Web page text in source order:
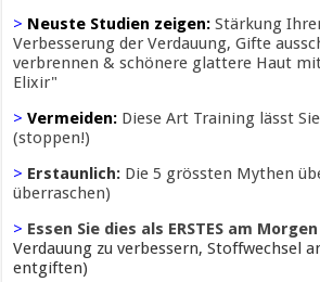
> Neuste Studien zeigen:Stärkung
Verbesserung der Verdauung, Gifte
verbrennen & schönere glattere Haut
Elixir"
> Vermeiden: Diese Art Training lässt
(stoppen!)
> Erstaunlich: Die 5 grössten Mythen
überraschen)
> Essen Sie dies als ERSTES am Morgen
Verdauung zu verbessern, Stoffwechsel
entgiften)